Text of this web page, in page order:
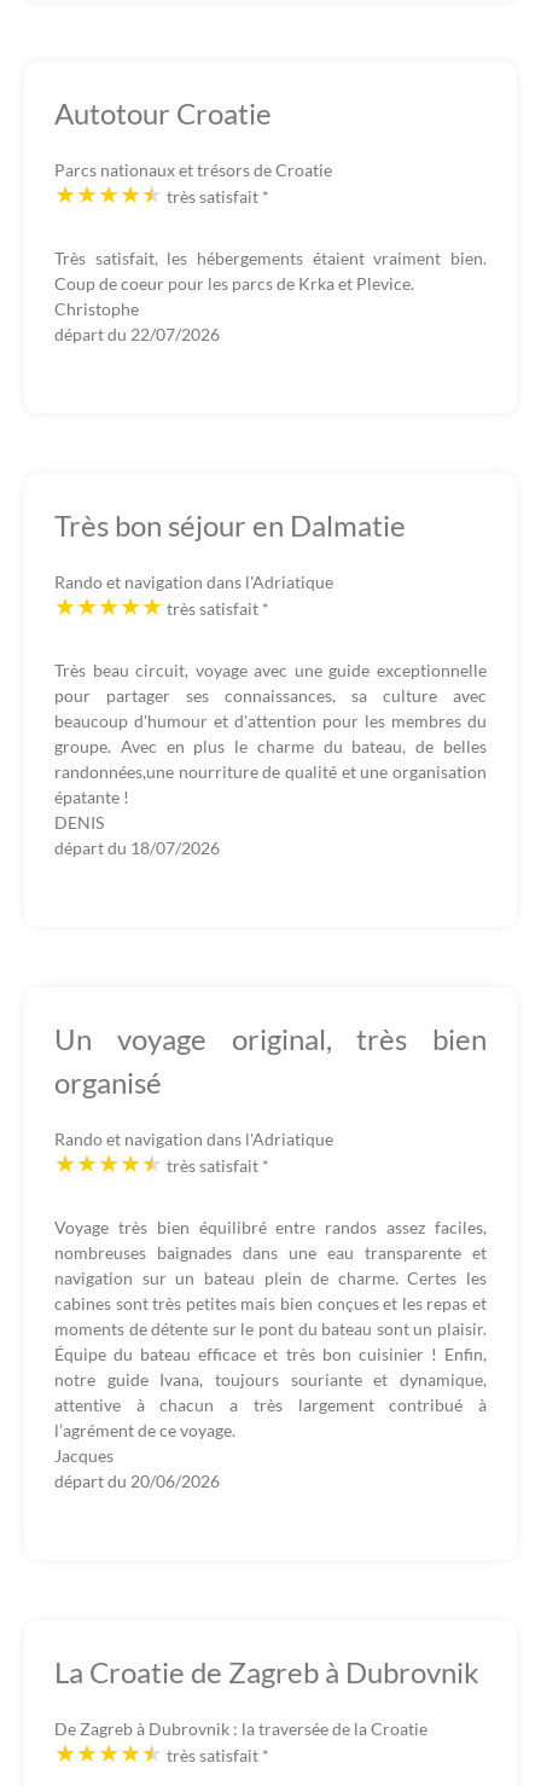
Autotour Croatie
Parcs nationaux et trésors de Croatie
très satisfait *
Très satisfait, les hébergements étaient vraiment bien.
Coup de coeur pour les parcs de Krka et Plevice.
Christophe
départ du 22/07/2026
Très bon séjour en Dalmatie
Rando et navigation dans l'Adriatique
très satisfait *
Très beau circuit, voyage avec une guide exceptionnelle
pour partager ses connaissances, sa culture avec
beaucoup d'humour et d'attention pour les membres du
groupe. Avec en plus le charme du bateau, de belles
randonnées,une nourriture de qualité et une organisation
épatante !
DENIS
départ du 18/07/2026
Un voyage original, très bien
organisé
Rando et navigation dans l'Adriatique
très satisfait *
Voyage très bien équilibré entre randos assez faciles,
nombreuses baignades dans une eau transparente et
navigation sur un bateau plein de charme. Certes les
cabines sont très petites mais bien conçues et les repas et
moments de détente sur le pont du bateau sont un plaisir.
Équipe du bateau efficace et très bon cuisinier ! Enfin,
notre guide Ivana, toujours souriante et dynamique,
attentive à chacun a très largement contribué à
l’agrément de ce voyage.
Jacques
départ du 20/06/2026
La Croatie de Zagreb à Dubrovnik
De Zagreb à Dubrovnik : la traversée de la Croatie
très satisfait *